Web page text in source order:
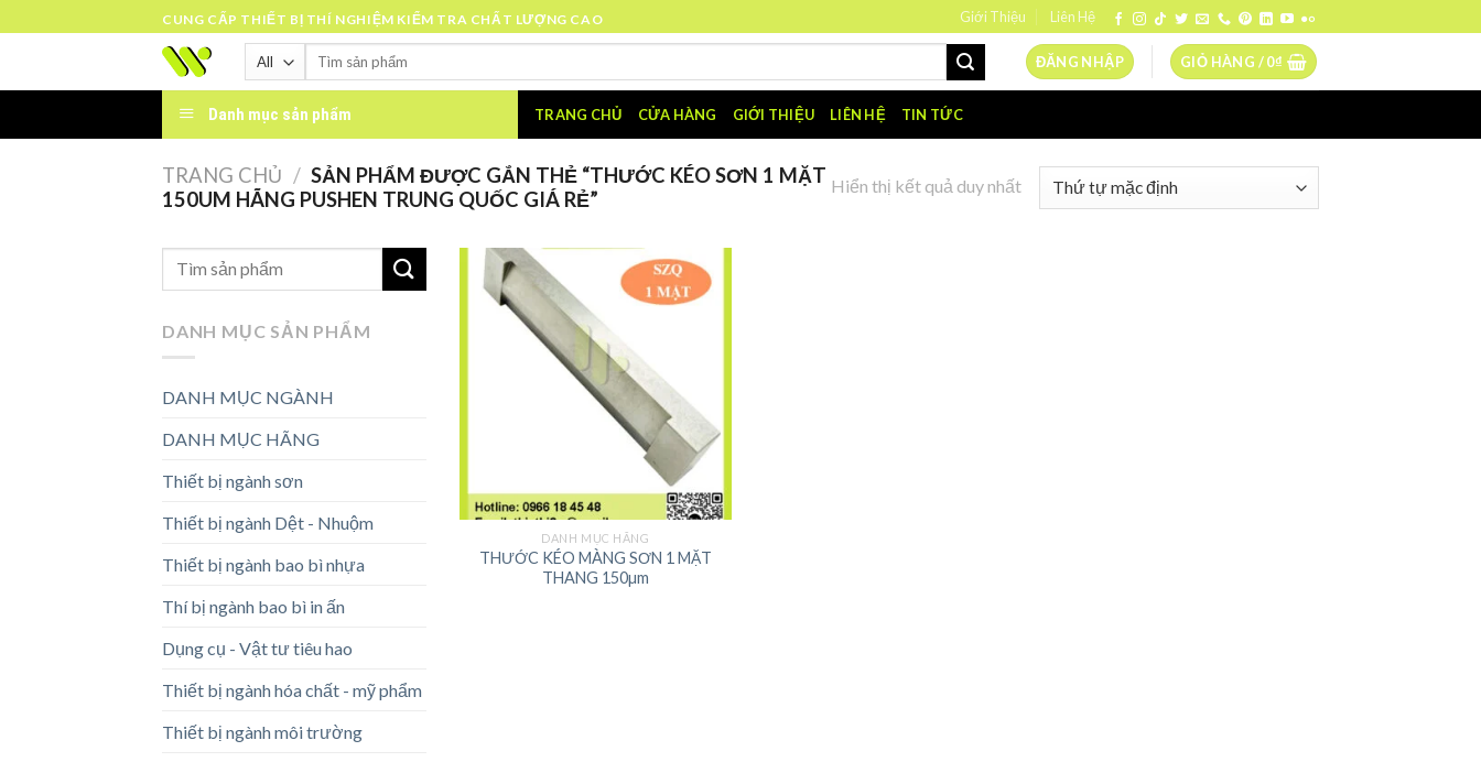
to
CUNG CẤP THIẾT BỊ THÍ NGHIỆM KIỂM TRA CHẤT LƯỢNG CAO Giới Thiệu Liên Hệ
Tìm
ĐĂNG NHẬP GIỎ HÀNG /0₫
Danh mục sản phẩm TRANG CHỦ CỬA HÀNG GIỚI THIỆU LIÊN HỆ TIN TỨC
TRANG CHỦ / SẢN PHẨM ĐƯỢC GẮN THẺ “THƯỚC KÉO SƠN 1 MẶT
150UM HÃNG PUSHEN TRUNG QUỐC GIÁ RẺ”
Hiển thị kết quả duy nhất
DANH MỤC SẢN PHẨM
DANH MỤC NGÀNH
DANH MỤC HÃNG
Thiết bị ngành sơn
Thiết bị ngành Dệt - Nhuộm
Thiết bị ngành bao bì nhựa
Thí bị ngành bao bì in ấn
Dụng cụ - Vật tư tiêu hao
Thiết bị ngành hóa chất - mỹ phẩm
Thiết bị ngành môi trường
DANH MỤC HÃNG
THƯỚC KÉO MÀNG SƠN 1 MẶT
THANG 150µm